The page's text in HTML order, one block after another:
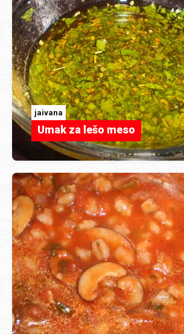
jaivana
Umak za lešo meso